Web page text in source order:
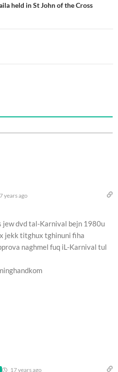
held in St John of the Cross
years ago
jew dvd tal-Karnival bejn 1980u
jekk titghux tghinuni fiha
naghmel fuq iL-Karnival tul
17 years ago